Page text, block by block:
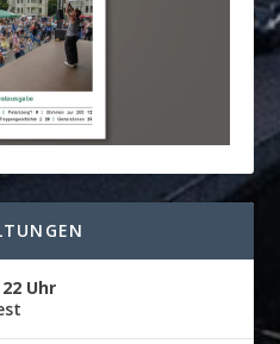
Uhr